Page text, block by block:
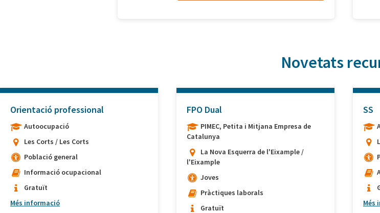
Novetats
Orientació professional
Autoocupació
Les Corts / Les Corts
Població general
Informació ocupacional
Gratuït
Més informació
FPO Dual
PIMEC, Petita i Mitjana Empresa de
Catalunya
La Nova Esquerra de l'Eixample /
l'Eixample
Joves
Pràctiques laborals
Gratuït
SS
Més